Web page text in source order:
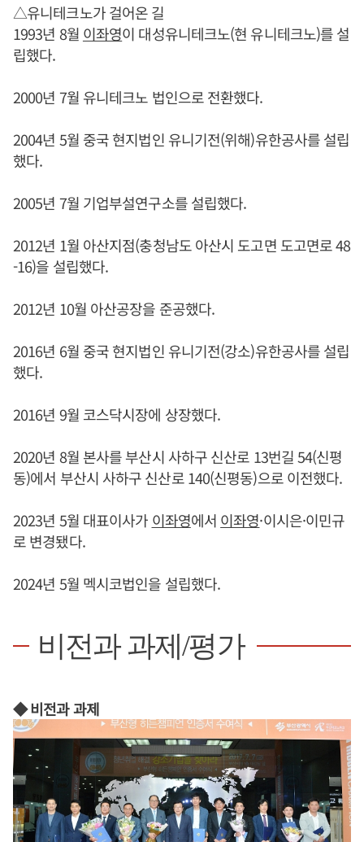
△유니테크노가 걸어온 길
1993년 8월 이좌영이 대성유니테크노(현 유니테크노)를 설
립했다.
2000년 7월 유니테크노 법인으로 전환했다.
2004년 5월 중국 현지법인 유니기전(위해)유한공사를 설립
했다.
2005년 7월 기업부설연구소를 설립했다.
2012년 1월 아산지점(충청남도 아산시 도고면 도고면로 48
-16)을 설립했다.
2012년 10월 아산공장을 준공했다.
2016년 6월 중국 현지법인 유니기전(강소)유한공사를 설립
했다.
2016년 9월 코스닥시장에 상장했다.
2020년 8월 본사를 부산시 사하구 신산로 13번길 54(신평
동)에서 부산시 사하구 신산로 140(신평동)으로 이전했다.
2023년 5월 대표이사가 이좌영에서 이좌영·이시은·이민규
로 변경됐다.
2024년 5월 멕시코법인을 설립했다.
비전과 과제/평가
◆ 비전과 과제